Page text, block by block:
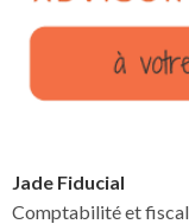
Jade Fiducial
Comptabilité et